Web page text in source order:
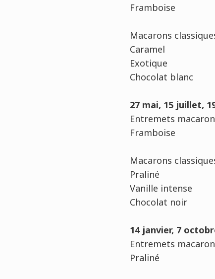
Framboise
Macarons
Caramel
Exotique
Chocolat blanc
27 mai, 15 juillet,
Entremets
Framboise
Macarons
Praliné
Vanille intense
Chocolat noir
14 janvier, 7
Entremets
Praliné